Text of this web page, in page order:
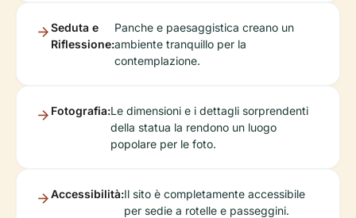
Seduta e
Riflessione:
Panche e paesaggistica creano un
ambiente tranquillo per la
contemplazione.
Fotografia:Le dimensioni e i dettagli sorprendenti
della statua la rendono un luogo
popolare per le foto.
Accessibilità:Il sito è completamente accessibile
per sedie a rotelle e passeggini.